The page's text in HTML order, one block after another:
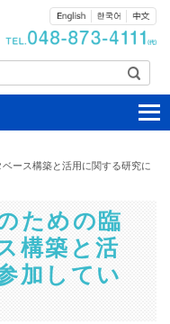
ース構築と活用に関する研究に
ための臨
構築と活
加してい